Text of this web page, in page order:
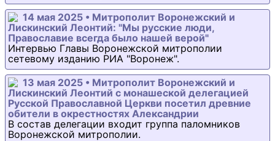
14 мая 2025 • Митрополит Воронежский и
Лискинский Леонтий: "Мы русские люди,
Православие всегда было нашей верой"
Интервью Главы Воронежской митрополии
сетевому изданию РИА "Воронеж".
13 мая 2025 • Митрополит Воронежский и
Лискинский Леонтий с монашеской делегацией
Русской Православной Церкви посетил древние
обители в окрестностях Александрии
В состав делегации входит группа паломников
Воронежской митрополии.